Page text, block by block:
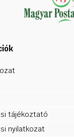
tájékoztató
nyilatkozat